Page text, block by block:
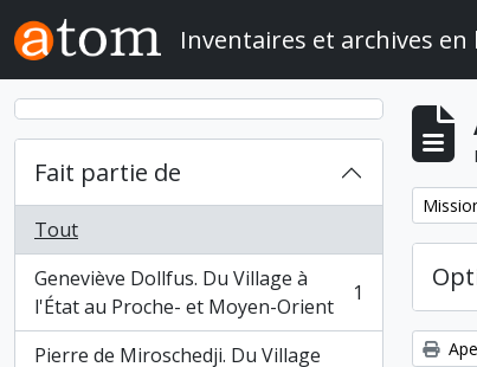
Skip to main content
Inventaires et archives en
Fait partie de
Tout
Geneviève Dollfus. Du Village à
l'État au Proche- et Moyen-Orient
, 1 résultats 1
Pierre de Miroschedji. Du Village